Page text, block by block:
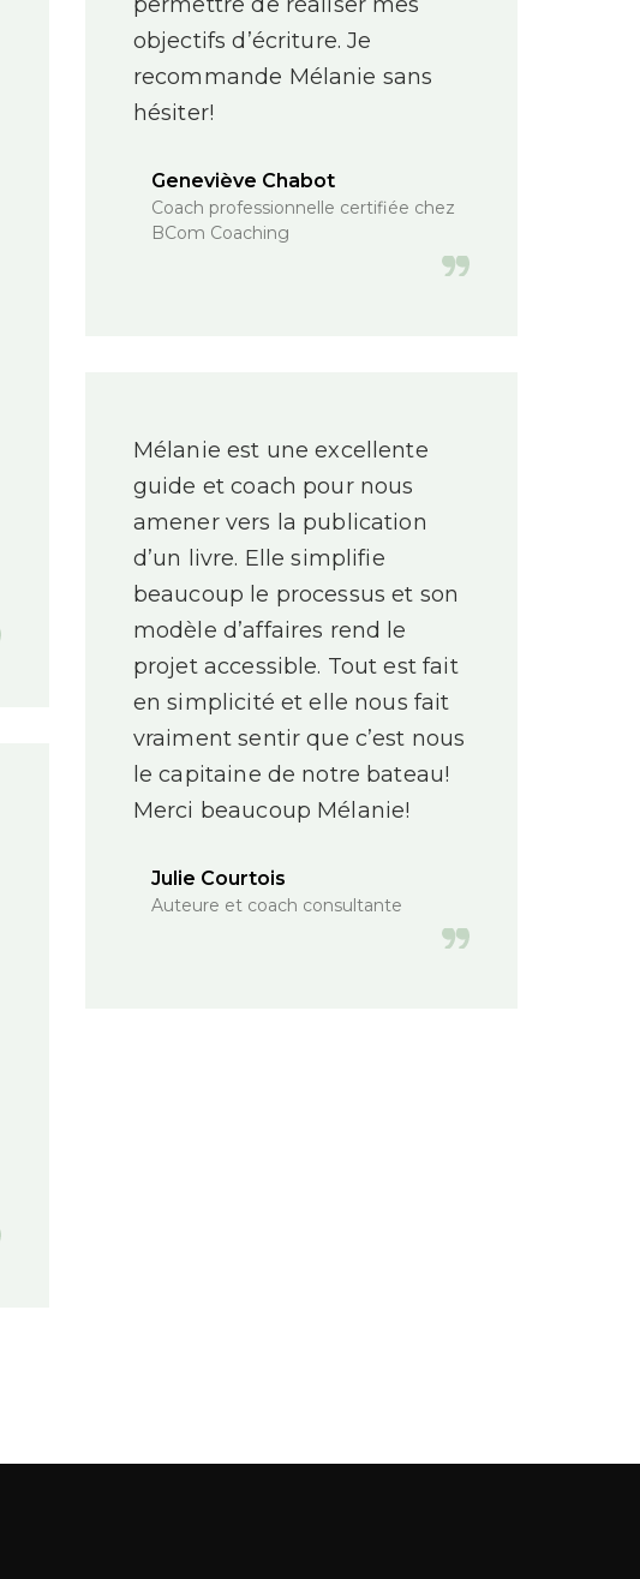
objectifs d’écriture. Je
recommande Mélanie sans
hésiter!
Geneviève Chabot
Coach professionnelle certifiée chez
BCom Coaching
Mélanie est une excellente
guide et coach pour nous
amener vers la publication
d’un livre. Elle simplifie
beaucoup le processus et son
modèle d’affaires rend le
projet accessible. Tout est fait
en simplicité et elle nous fait
vraiment sentir que c’est nous
le capitaine de notre bateau!
Merci beaucoup Mélanie!
Julie Courtois
Auteure et coach consultante